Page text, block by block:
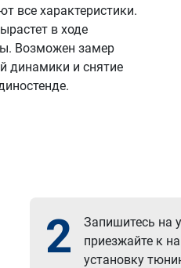
все характеристики.
в ходе
Возможен замер
динамики и снятие
2
Запишитесь на
приезжайте к
установку